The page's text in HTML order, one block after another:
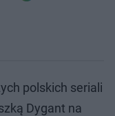
polskich seriali
Dygant na